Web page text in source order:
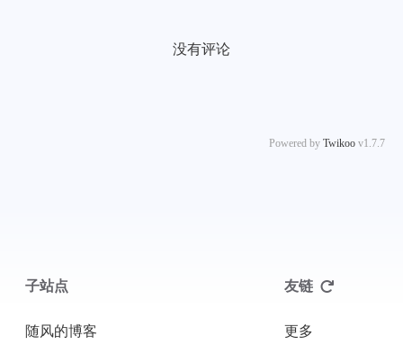
没有评论
Powered by Twikoo v1.7.7
子站点
随风的博客
友链
更多